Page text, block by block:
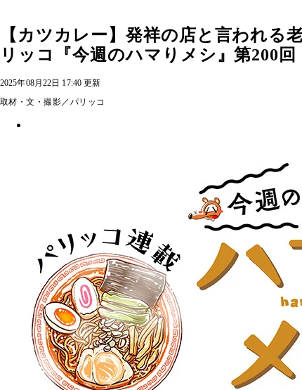
【カツカレー】発祥の店と言われ
リッコ『今週のハマりメシ』第200回
2025年08月22日 17:40 更新
取材・文・撮影／パリッコ